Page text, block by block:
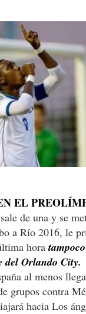
EL PREOLÍ
de una y se
a Río 2016, le
hora
del Orlando City.
al menos
grupos contra
hacia Los